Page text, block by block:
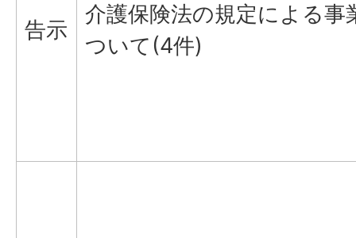
告示
介護保険法の規定による事
ついて(4件)